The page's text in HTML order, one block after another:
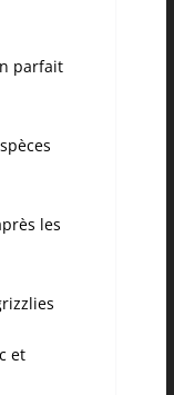
parfait
les
et